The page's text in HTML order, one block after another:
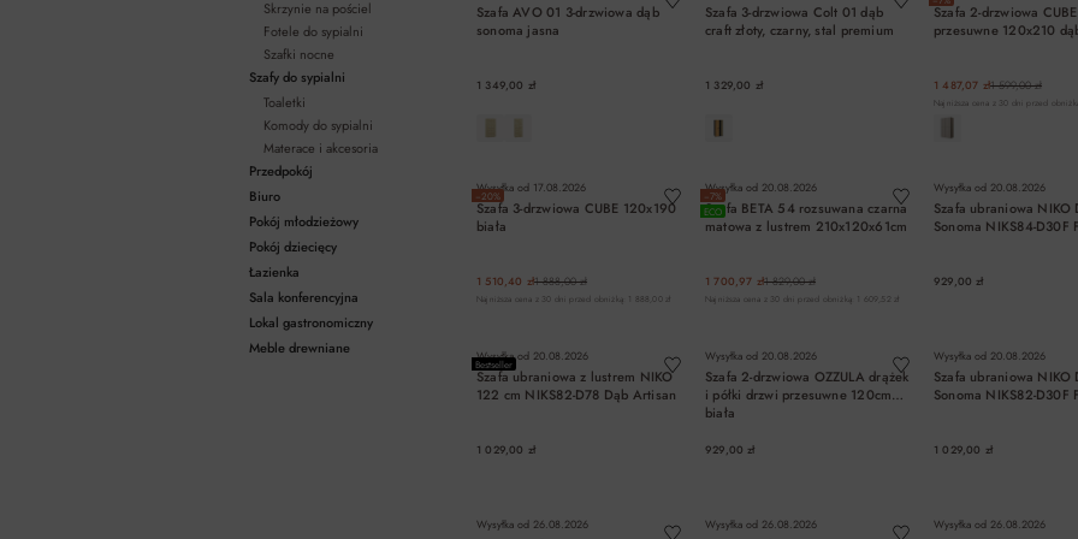
Skrzynie na pościel
Fotele do sypialni
Szafki nocne
Szafy do sypialni
Toaletki
Komody do sypialni
Materace i akcesoria
Przedpokój
Biuro
Pokój młodzieżowy
Pokój dziecięcy
Łazienka
Sala konferencyjna
Lokal gastronomiczny
Meble drewniane
Szafa AVO 01 3-drzwiowa dąb
sonoma jasna
1 349,00 zł
Szafa 3-drzwiowa Colt 01 dąb
craft złoty, czarny, stal premium
1 329,00 zł
Szafa 2-drzwiowa
przesuwne 120x210
1 487,07 zł1 599,00 zł
Najniższa cena z 30 dni przed
−20%
Wysyłka od 17.08.2026
Szafa 3-drzwiowa CUBE 120x190
biała
1 510,40 zł1 888,00 zł
Najniższa cena z 30 dni przed obniżką: 1 888,00 zł
−7%
ECO
Wysyłka od 20.08.2026
Szafa BETA 54 rozsuwana czarna
matowa z lustrem 210x120x61cm
1 700,97 zł1 829,00 zł
Najniższa cena z 30 dni przed obniżką: 1 609,52 zł
Wysyłka od 20.08.2026
Szafa ubraniowa NIKO
Sonoma NIKS84-D30F
929,00 zł
Bestseller
Wysyłka od 20.08.2026
Szafa ubraniowa z lustrem NIKO
122 cm NIKS82-D78 Dąb Artisan
1 029,00 zł
Wysyłka od 20.08.2026
Szafa 2-drzwiowa OZZULA drążek
i półki drzwi przesuwne 120cm
biała
929,00 zł
Wysyłka od 20.08.2026
Szafa ubraniowa NIKO
Sonoma NIKS82-D30F
1 029,00 zł
Wysyłka od 26.08.2026 Wysyłka od 26.08.2026 Wysyłka od 26.08.2026